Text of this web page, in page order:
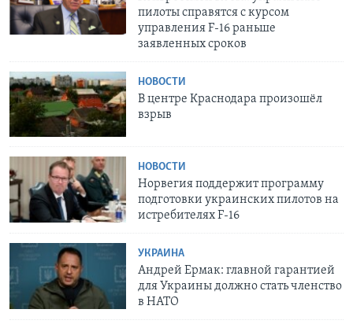
пилоты справятся с курсом
управления F-16 раньше
заявленных сроков
НОВОСТИ
В центре Краснодара произошёл
взрыв
НОВОСТИ
Норвегия поддержит программу
подготовки украинских пилотов на
истребителях F-16
УКРАИНА
Андрей Ермак: главной гарантией
для Украины должно стать членство
в НАТО